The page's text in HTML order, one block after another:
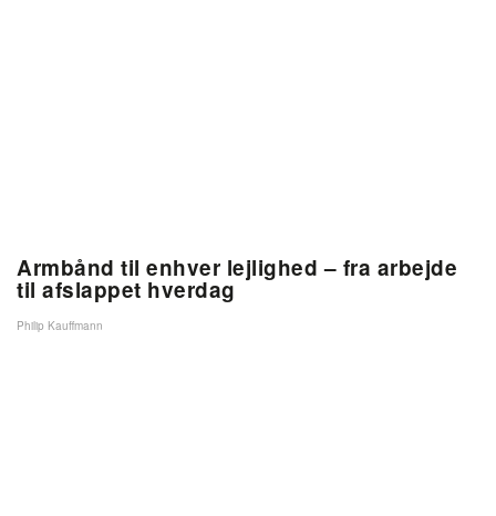
Armbånd til enhver lejlighed – fra arbejde
til afslappet hverdag
Philip Kauffmann